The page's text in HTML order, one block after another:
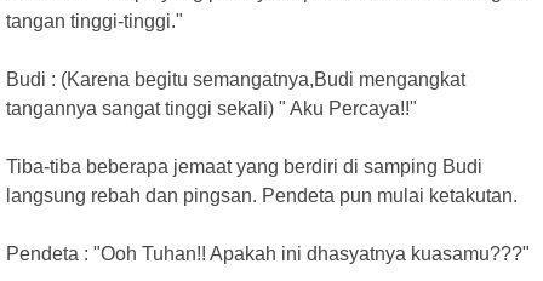
tangan tinggi-tinggi."
Budi : (Karena begitu semangatnya,Budi mengangkat
tangannya sangat tinggi sekali) " Aku Percaya!!"
Tiba-tiba beberapa jemaat yang berdiri di samping Budi
langsung rebah dan pingsan. Pendeta pun mulai ketakutan.
Pendeta : "Ooh Tuhan!! Apakah ini dhasyatnya kuasamu???"